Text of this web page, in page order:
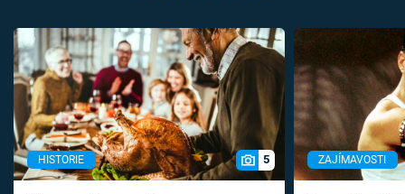
HISTORIE 5 ZAJÍMAVOSTI